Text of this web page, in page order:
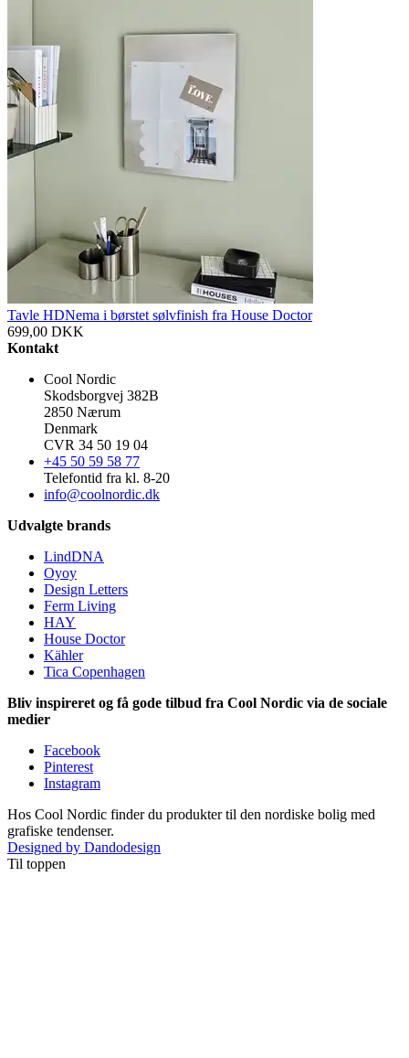
Tavle HDNema i børstet sølvfinish fra House Doctor
699,00 DKK
Kontakt
Cool Nordic
Skodsborgvej 382B
2850 Nærum
Denmark
CVR 34 50 19 04
+45 50 59 58 77
Telefontid fra kl. 8-20
info@coolnordic.dk
Udvalgte brands
LindDNA
Oyoy
Design Letters
Ferm Living
HAY
House Doctor
Kähler
Tica Copenhagen
Bliv inspireret og få gode tilbud fra Cool Nordic via de sociale
medier
Facebook
Pinterest
Instagram
Hos Cool Nordic finder du produkter til den nordiske bolig med
grafiske tendenser.
Designed by Dandodesign
Til toppen